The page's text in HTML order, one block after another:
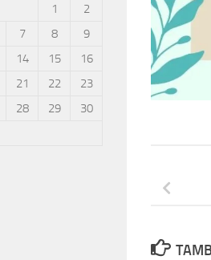
1
2
7 8
9
14 15
16
21 22
23
28 29
30